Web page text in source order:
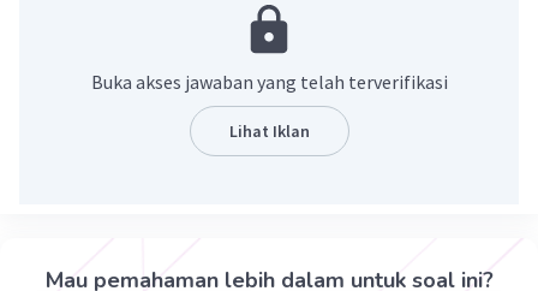
Buka akses jawaban yang telah terverifikasi
Lihat Iklan
Mau pemahaman lebih dalam untuk soal ini?